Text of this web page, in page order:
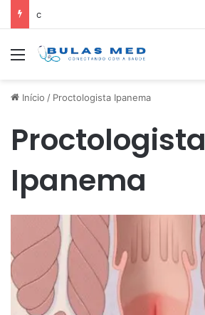
c
Menu
Início / Proctologista Ipanema
Proctologista
Ipanema